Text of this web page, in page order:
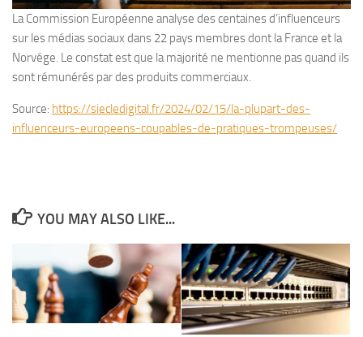
La Commission Européenne analyse des centaines d’influenceurs
sur les médias sociaux dans 22 pays membres dont la France et la
Norvége. Le constat est que la majorité ne mentionne pas quand ils
sont rémunérés par des produits commerciaux.
Source: https://siecledigital.fr/2024/02/15/la-plupart-des-
influenceurs-europeens-coupables-de-pratiques-trompeuses/
YOU MAY ALSO LIKE...